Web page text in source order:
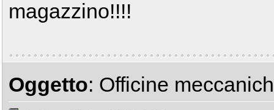
magazzino!!!!
Oggetto: Officine